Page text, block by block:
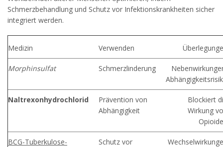
Schmerzbehandlung und Schutz vor Infektionskrankheiten sicher
integriert werden.
Medizin Verwenden
Morphinsulfat Schmerzlinderung
Naltrexonhydrochlorid
Prävention von
Abhängigkeit
Blockiert
Wirkung
BCG-Tuberkulose-
Schutz vor